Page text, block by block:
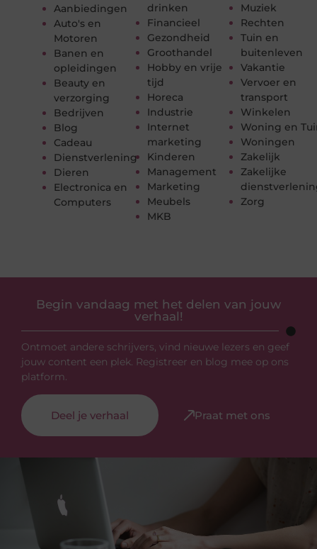
Aanbiedingen
Auto's en
Motoren
Banen en
opleidingen
Beauty en
verzorging
Bedrijven
Blog
Cadeau
Dienstverlening
Dieren
Electronica en
Computers
drinken
Financieel
Gezondheid
Groothandel
Hobby en vrije
tijd
Horeca
Industrie
Internet
marketing
Kinderen
Management
Marketing
Meubels
MKB
Muziek
Rechten
Tuin en
buitenleven
Vakantie
Vervoer en
transport
Winkelen
Woning en
Woningen
Zakelijk
Zakelijke
Zorg
Begin vandaag met het delen van jouw
verhaal!
Ontmoet andere schrijvers, vind nieuwe lezers en geef
jouw content een plek. Registreer en blog mee op ons
platform.
Deel je verhaal Praat met ons